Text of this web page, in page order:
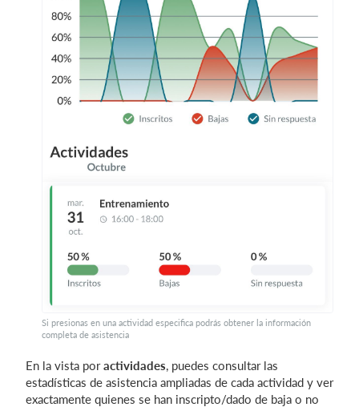
Si presionas en una actividad especifica podrás obtener la información
completa de asistencia
En la vista poractividades, puedes consultar las
estadísticas de asistencia ampliadas de cada actividad y ver
exactamente quienes se han inscripto/dado de baja o no